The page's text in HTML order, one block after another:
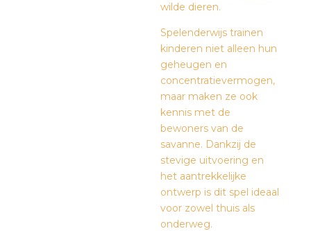
wilde dieren.
Spelenderwijs trainen
kinderen niet alleen hun
geheugen en
concentratievermogen,
maar maken ze ook
kennis met de
bewoners van de
savanne. Dankzij de
stevige uitvoering en
het aantrekkelijke
ontwerp is dit spel ideaal
voor zowel thuis als
onderweg.